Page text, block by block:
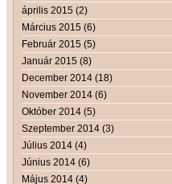
április 2015 (2)
Március 2015 (6)
Február 2015 (5)
Január 2015 (8)
December 2014 (18)
November 2014 (6)
Október 2014 (5)
Szeptember 2014 (3)
Július 2014 (4)
Június 2014 (6)
Május 2014 (4)